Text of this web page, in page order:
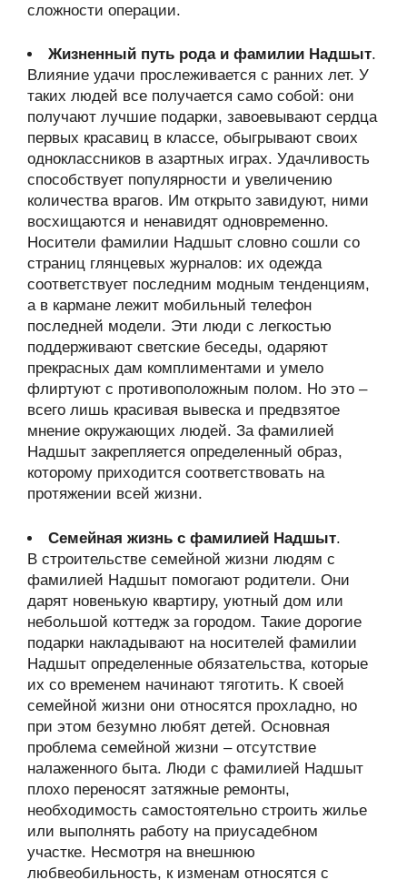
сложности операции.
Жизненный путь рода и фамилии Надшыт.
Влияние удачи прослеживается с ранних лет. У
таких людей все получается само собой: они
получают лучшие подарки, завоевывают сердца
первых красавиц в классе, обыгрывают своих
одноклассников в азартных играх. Удачливость
способствует популярности и увеличению
количества врагов. Им открыто завидуют, ними
восхищаются и ненавидят одновременно.
Носители фамилии Надшыт словно сошли со
страниц глянцевых журналов: их одежда
соответствует последним модным тенденциям,
а в кармане лежит мобильный телефон
последней модели. Эти люди с легкостью
поддерживают светские беседы, одаряют
прекрасных дам комплиментами и умело
флиртуют с противоположным полом. Но это –
всего лишь красивая вывеска и предвзятое
мнение окружающих людей. За фамилией
Надшыт закрепляется определенный образ,
которому приходится соответствовать на
протяжении всей жизни.
Семейная жизнь с фамилией Надшыт.
В строительстве семейной жизни людям с
фамилией Надшыт помогают родители. Они
дарят новенькую квартиру, уютный дом или
небольшой коттедж за городом. Такие дорогие
подарки накладывают на носителей фамилии
Надшыт определенные обязательства, которые
их со временем начинают тяготить. К своей
семейной жизни они относятся прохладно, но
при этом безумно любят детей. Основная
проблема семейной жизни – отсутствие
налаженного быта. Люди с фамилией Надшыт
плохо переносят затяжные ремонты,
необходимость самостоятельно строить жилье
или выполнять работу на приусадебном
участке. Несмотря на внешнюю
любвеобильность, к изменам относятся с